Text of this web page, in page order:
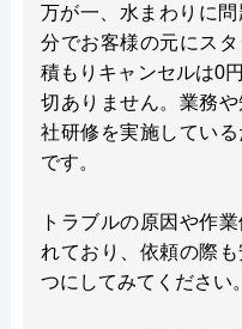
万が一、水まわりに
分でお客様の元にス
積もりキャンセルは0
切ありません。業務
社研修を実施してい
です。
トラブルの原因や作
れており、依頼の際
つにしてみてください。